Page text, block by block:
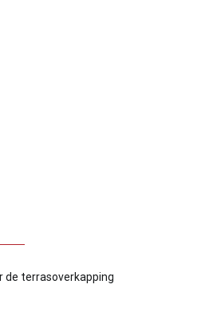
de terrasoverkapping